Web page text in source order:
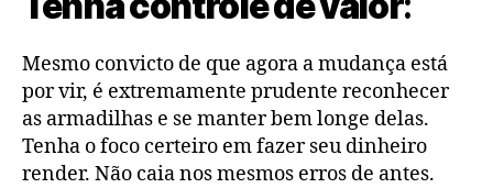
Mesmo convicto de que agora a mudança está
por vir, é extremamente prudente reconhecer
as armadilhas e se manter bem longe delas.
Tenha o foco certeiro em fazer seu dinheiro
render. Não caia nos mesmos erros de antes.